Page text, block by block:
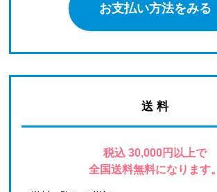
お支払い方法をみる
送 料
税込 30,000円以上で
全国送料無料になります。